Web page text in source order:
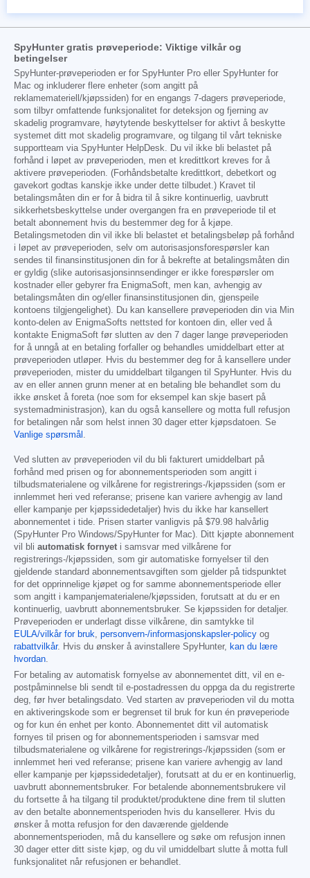
SpyHunter gratis prøveperiode: Viktige vilkår og
betingelser
SpyHunter-prøveperioden er for SpyHunter Pro eller SpyHunter for
Mac og inkluderer flere enheter (som angitt på
reklamemateriell/kjøpssiden) for en engangs 7-dagers prøveperiode,
som tilbyr omfattende funksjonalitet for deteksjon og fjerning av
skadelig programvare, høytytende beskyttelser for aktivt å beskytte
systemet ditt mot skadelig programvare, og tilgang til vårt tekniske
supportteam via SpyHunter HelpDesk. Du vil ikke bli belastet på
forhånd i løpet av prøveperioden, men et kredittkort kreves for å
aktivere prøveperioden. (Forhåndsbetalte kredittkort, debetkort og
gavekort godtas kanskje ikke under dette tilbudet.) Kravet til
betalingsmåten din er for å bidra til å sikre kontinuerlig, uavbrutt
sikkerhetsbeskyttelse under overgangen fra en prøveperiode til et
betalt abonnement hvis du bestemmer deg for å kjøpe.
Betalingsmetoden din vil ikke bli belastet et betalingsbeløp på forhånd
i løpet av prøveperioden, selv om autorisasjonsforespørsler kan
sendes til finansinstitusjonen din for å bekrefte at betalingsmåten din
er gyldig (slike autorisasjonsinnsendinger er ikke forespørsler om
kostnader eller gebyrer fra EnigmaSoft, men kan, avhengig av
betalingsmåten din og/eller finansinstitusjonen din, gjenspeile
kontoens tilgjengelighet). Du kan kansellere prøveperioden din via Min
konto-delen av EnigmaSofts nettsted for kontoen din, eller ved å
kontakte EnigmaSoft før slutten av den 7 dager lange prøveperioden
for å unngå at en betaling forfaller og behandles umiddelbart etter at
prøveperioden utløper. Hvis du bestemmer deg for å kansellere under
prøveperioden, mister du umiddelbart tilgangen til SpyHunter. Hvis du
av en eller annen grunn mener at en betaling ble behandlet som du
ikke ønsket å foreta (noe som for eksempel kan skje basert på
systemadministrasjon), kan du også kansellere og motta full refusjon
for betalingen når som helst innen 30 dager etter kjøpsdatoen. Se
Vanlige spørsmål .
Ved slutten av prøveperioden vil du bli fakturert umiddelbart på
forhånd med prisen og for abonnementsperioden som angitt i
tilbudsmaterialene og vilkårene for registrerings-/kjøpssiden (som er
innlemmet heri ved referanse; prisene kan variere avhengig av land
eller kampanje per kjøpssidedetaljer) hvis du ikke har kansellert
abonnementet i tide. Prisen starter vanligvis på $79.98 halvårlig
(SpyHunter Pro Windows/SpyHunter for Mac). Ditt kjøpte abonnement
vil bli automatisk fornyet i samsvar med vilkårene for
registrerings-/kjøpssiden, som gir automatiske fornyelser til den
gjeldende standard abonnementsavgiften som gjelder på tidspunktet
for det opprinnelige kjøpet og for samme abonnementsperiode eller
som angitt i kampanjematerialene/kjøpssiden, forutsatt at du er en
kontinuerlig, uavbrutt abonnementsbruker. Se kjøpssiden for detaljer.
Prøveperioden er underlagt disse vilkårene, din samtykke til
EULA/vilkår for bruk, personvern-/informasjonskapsler-policy og
rabattvilkår. Hvis du ønsker å avinstallere SpyHunter, kan du lære
hvordan.
For betaling av automatisk fornyelse av abonnementet ditt, vil en e-
postpåminnelse bli sendt til e-postadressen du oppga da du registrerte
deg, før hver betalingsdato. Ved starten av prøveperioden vil du motta
en aktiveringskode som er begrenset til bruk for kun én prøveperiode
og for kun én enhet per konto. Abonnementet ditt vil automatisk
fornyes til prisen og for abonnementsperioden i samsvar med
tilbudsmaterialene og vilkårene for registrerings-/kjøpssiden (som er
innlemmet heri ved referanse; prisene kan variere avhengig av land
eller kampanje per kjøpssidedetaljer), forutsatt at du er en kontinuerlig,
uavbrutt abonnementsbruker. For betalende abonnementsbrukere vil
du fortsette å ha tilgang til produktet/produktene dine frem til slutten
av den betalte abonnementsperioden hvis du kansellerer. Hvis du
ønsker å motta refusjon for den daværende gjeldende
abonnementsperioden, må du kansellere og søke om refusjon innen
30 dager etter ditt siste kjøp, og du vil umiddelbart slutte å motta full
funksjonalitet når refusjonen er behandlet.